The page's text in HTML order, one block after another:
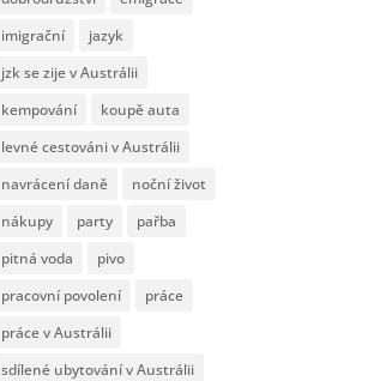
imigrační
jazyk
jzk se zije v Austrálii
kempování
koupě auta
levné cestováni v Austrálii
navrácení daně
noční život
nákupy
party
pařba
pitná voda
pivo
pracovní povolení
práce
práce v Austrálii
sdílené ubytování v Austrálii